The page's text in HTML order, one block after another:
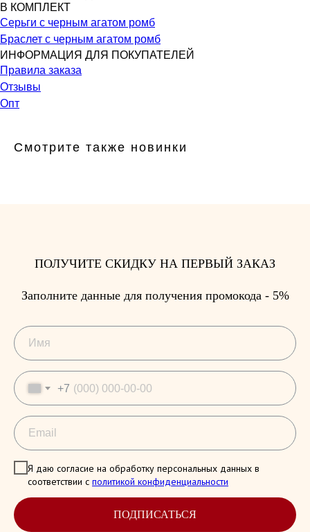
В КОМПЛЕКТ
Серьги с черным агатом ромб
Браслет с черным агатом ромб
ИНФОРМАЦИЯ ДЛЯ ПОКУПАТЕЛЕЙ
Правила заказа
Отзывы
Опт
Смотрите также новинки
ПОЛУЧИТЕ СКИДКУ НА ПЕРВЫЙ ЗАКАЗ
Заполните данные для получения промокода - 5%
+7
Я даю согласие на обработку персональных данных в
соответствии с политикой конфиденциальности
ПОДПИСАТЬСЯ
ЛЮБЫМ УДОБНЫМ СПОСОБОМ